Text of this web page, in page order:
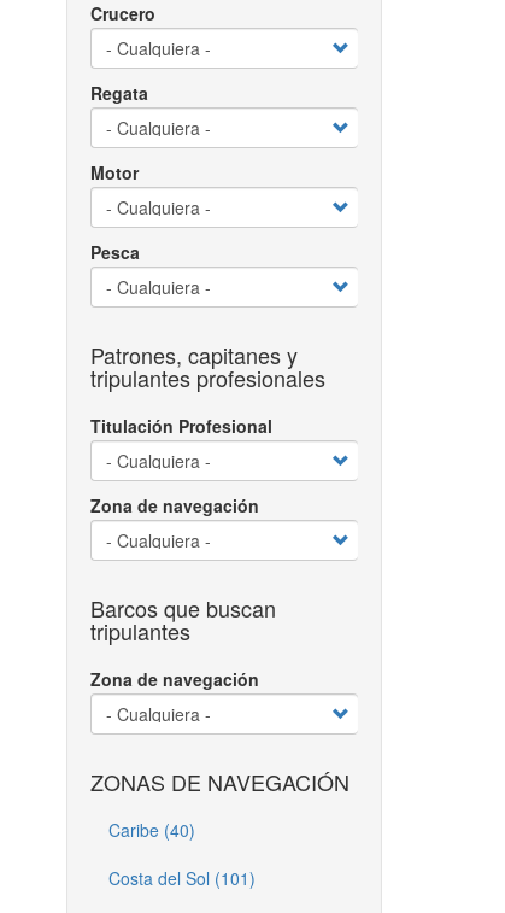
Crucero
Regata
Motor
Pesca
Patrones, capitanes y
tripulantes profesionales
Titulación Profesional
Zona de navegación
Barcos que buscan
tripulantes
Zona de navegación
ZONAS DE NAVEGACIÓN
Caribe (40)
Costa del Sol (101)